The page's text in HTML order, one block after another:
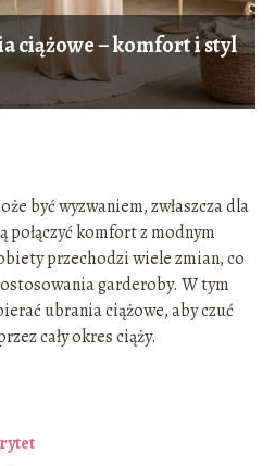
ciążowe – komfort i styl
być wyzwaniem, zwłaszcza dla
połączyć komfort z modnym
przechodzi wiele zmian, co
garderoby. W tym
ubrania ciążowe, aby czuć
cały okres ciąży.